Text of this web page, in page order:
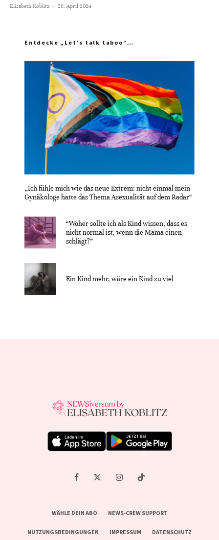
Elisabeth Koblitz · 28. April 2024
Entdecke „Let’s talk taboo“…
„Ich fühle mich wie das neue Extrem: nicht einmal mein
Gynäkologe hatte das Thema Asexualität auf dem Radar“
“Woher sollte ich als Kind wissen, dass es
nicht normal ist, wenn die Mama einen
schlägt?”
Ein Kind mehr, wäre ein Kind zu viel
WÄHLE DEIN ABO NEWS-CREW SUPPORT
NUTZUNGSBEDINGUNGEN IMPRESSUM DATENSCHUTZ